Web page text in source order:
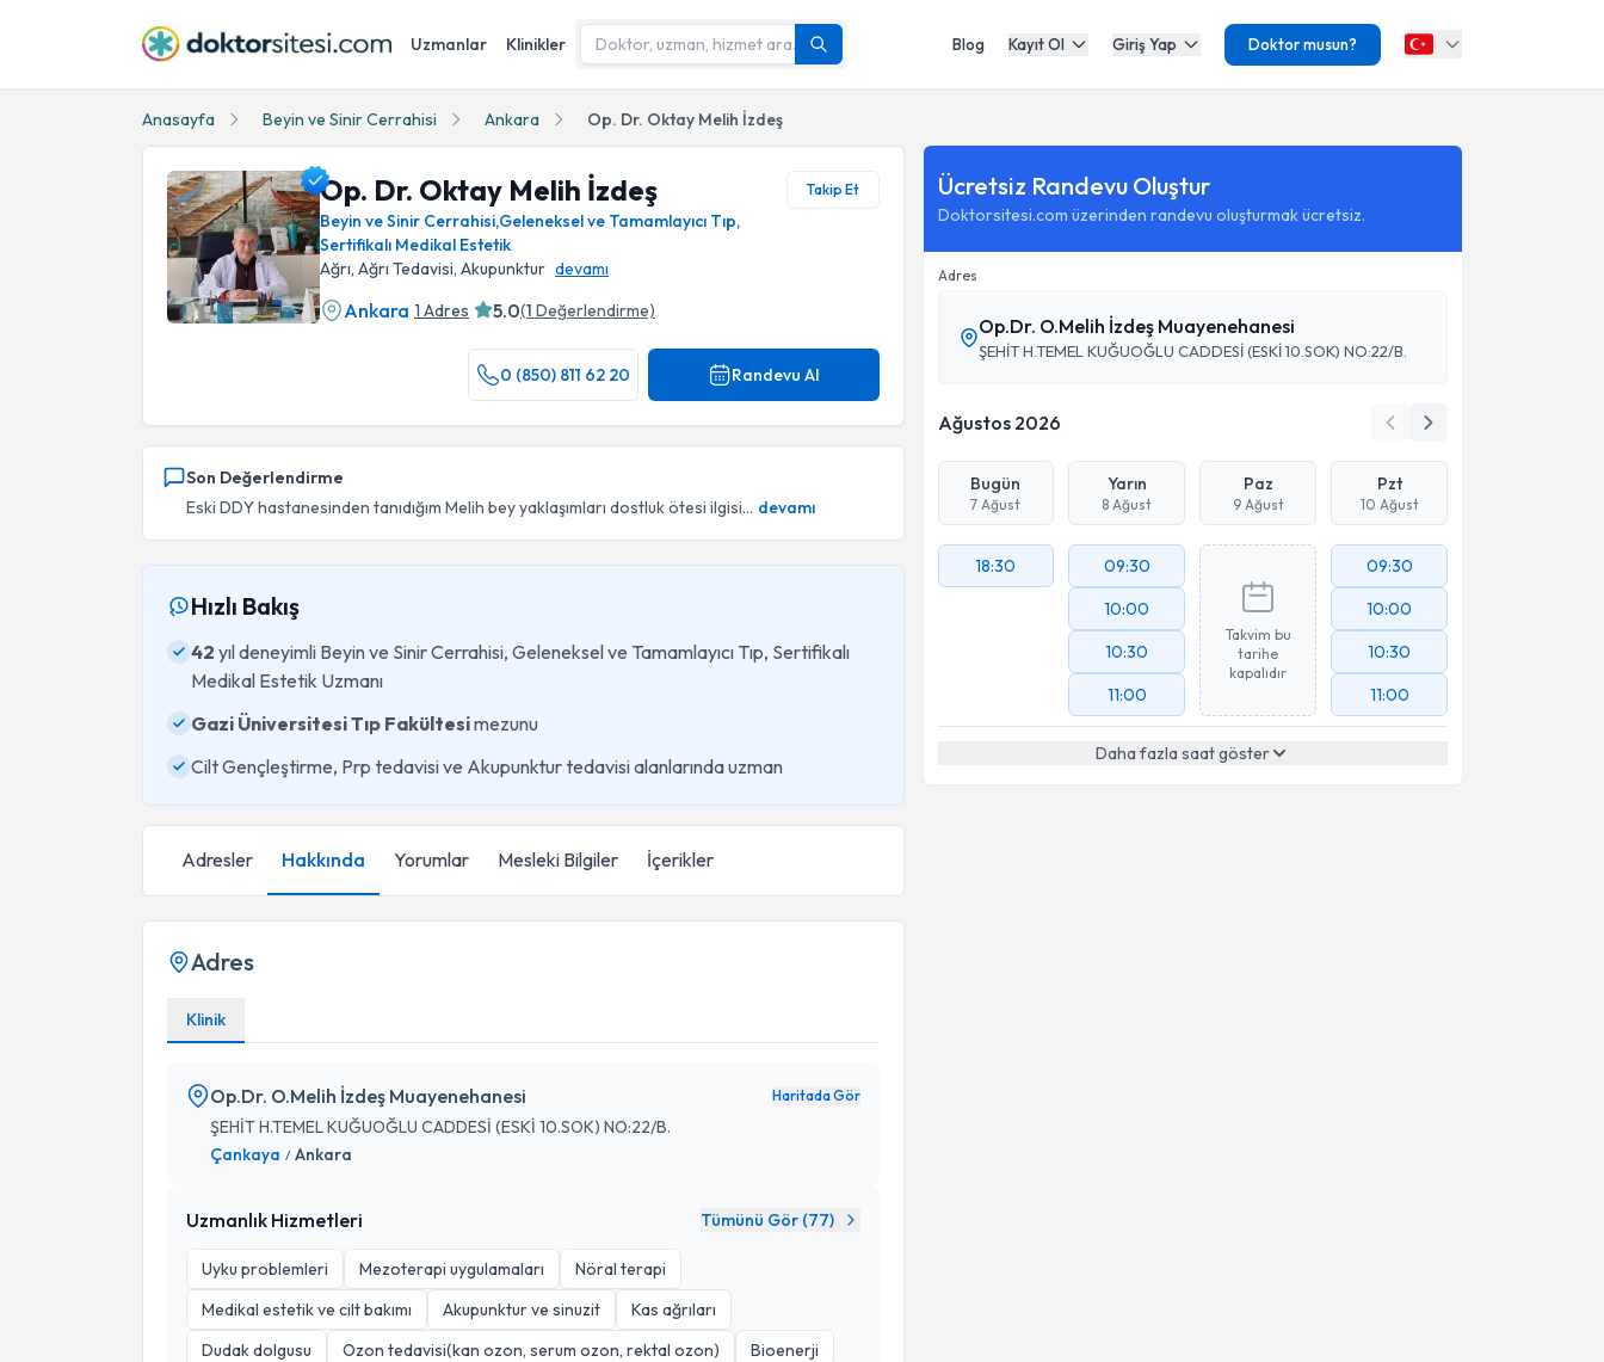
Uzmanlar Klinikler Blog Kayıt Ol Giriş Yap Doktor musun?
Anasayfa Beyin ve Sinir Cerrahisi Ankara Op. Dr. Oktay Melih İzdeş
Op. Dr. Oktay Melih İzdeş Takip Et
Beyin ve Sinir Cerrahisi,Geleneksel ve Tamamlayıcı Tıp,
Sertifikalı Medikal Estetik
Ağrı, Ağrı Tedavisi, Akupunktur devamı
Ankara 1 Adres 5.0(1 Değerlendirme)
0 (850) 811 62 20 Randevu Al
Son Değerlendirme
Eski DDY hastanesinden tanıdığım Melih bey yaklaşımları dostluk ötesi ilgisi... devamı
Hızlı Bakış
42 yıl deneyimli Beyin ve Sinir Cerrahisi, Geleneksel ve Tamamlayıcı Tıp, Sertifikalı
Medikal Estetik Uzmanı
Gazi Üniversitesi Tıp Fakültesimezunu
Cilt Gençleştirme, Prp tedavisi ve Akupunktur tedavisi alanlarında uzman
Adresler Hakkında Yorumlar Mesleki Bilgiler İçerikler
Adres
Klinik
Op.Dr. O.Melih İzdeş Muayenehanesi Haritada Gör
ŞEHİT H.TEMEL KUĞUOĞLU CADDESİ (ESKİ 10.SOK) NO:22/B.
Çankaya / Ankara
Uzmanlık Hizmetleri Tümünü Gör (77)
Uyku problemleri Mezoterapi uygulamaları
Nöral terapi
Medikal estetik ve cilt bakımı
Akupunktur ve sinuzit
Kas ağrıları
Dudak dolgusu
Ozon tedavisi(kan ozon, serum ozon, rektal ozon)
Bioenerji
Ücretsiz Randevu Oluştur
Doktorsitesi.com üzerinden randevu oluşturmak ücretsiz.
Adres
Op.Dr. O.Melih İzdeş Muayenehanesi
ŞEHİT H.TEMEL KUĞUOĞLU CADDESİ (ESKİ 10.SOK) NO:22/B.
Ağustos 2026
Bugün
7 Ağust
Yarın
8 Ağust
Paz
9 Ağust
Pzt
10 Ağust
18:30
09:30
10:00
10:30
11:00
Takvim bu
tarihe
kapalıdır
09:30
10:00
10:30
11:00
Daha fazla saat göster